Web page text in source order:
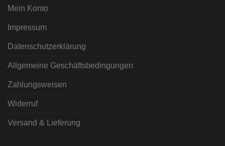
Mein Konto
Impressum
Datenschutzerklärung
Allgemeine Geschäftsbedingungen
Zahlungsweisen
Widerruf
Versand & Lieferung